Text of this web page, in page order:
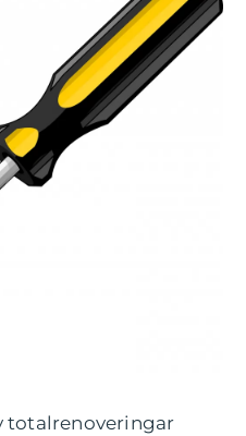
totalrenoveringar